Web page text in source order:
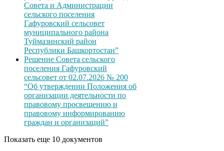
Совета и Администрации
сельского поселения
Гафуровский сельсовет
муниципального района
Туймазинский район
Республики Башкортостан”
Решение Совета сельского
поселения Гафуровский
сельсовет от 02.07.2026 № 200
“Об утверждении Положения об
организации деятельности по
правовому просвещению и
правовому информированию
граждан и организаций”
Показать еще 10 документов